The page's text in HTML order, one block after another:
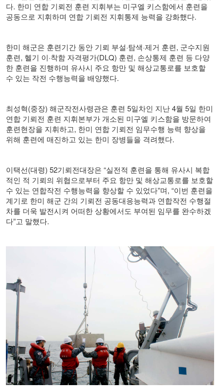
다. 한미 연합 기뢰전 훈련 지휘부는 미구엘 키스함에서 훈련을
공동으로 지휘하며 연합 기뢰전 지휘통제 능력을 강화했다.
한미 해군은 훈련기간 동안 기뢰 부설·탐색·제거 훈련, 군수지원
훈련, 헬기 이·착함 자격평가(DLQ) 훈련, 손상통제 훈련 등 다양
한 훈련을 진행하며 유사시 주요 항만 및 해상교통로를 보호할
수 있는 작전 수행능력을 배양했다.
최성혁(중장) 해군작전사령관은 훈련 5일차인 지난4월 5일 한미
연합 기뢰전 훈련 지휘본부가 개소된 미구엘 키스함을 방문하여
훈련현장을 지휘하고, 한미 연합 기뢰전 임무수행 능력 향상을
위해 훈련에 매진하고 있는 한미 장병들을 격려했다.
이택선(대령) 52기뢰전대장은 “실전적 훈련을 통해 유사시 복합
적인 적 기뢰의 위협으로부터 주요 항만 및 해상교통로를 보호할
수 있는 연합작전 수행능력을 향상할 수 있었다”며, “이번 훈련을
계기로 한미 해군 간의 기뢰전 공동대응능력과 연합작전 수행절
차를 더욱 발전시켜 어떠한 상황에서도 부여된 임무를 완수하겠
다”고 말했다.